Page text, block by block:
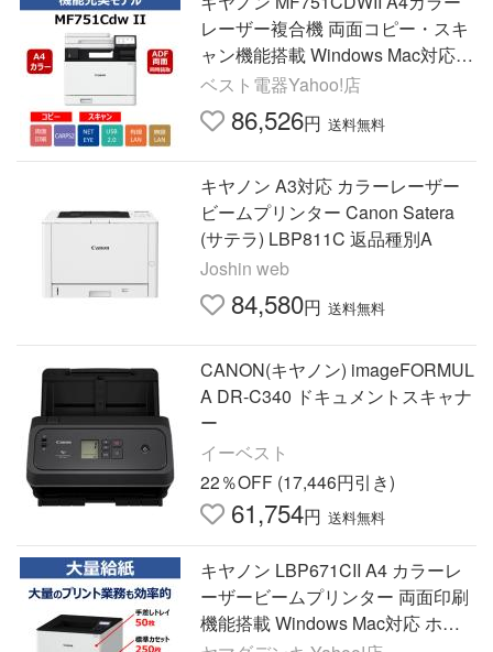
レーザー複合機 両面コピー・スキ
ャン機能搭載 Windows Mac対応
ホワイト
ベスト電器Yahoo!店
86,526円 送料無料
キヤノン A3対応 カラーレーザー
ビームプリンター Canon Satera
(サテラ) LBP811C 返品種別A
Joshin web
84,580円 送料無料
CANON(キヤノン) imageFORMUL
A DR-C340 ドキュメントスキャナ
ー
イーベスト
22％OFF (17,446円引き)
61,754円 送料無料
キヤノン LBP671CII A4 カラーレ
ーザービームプリンター 両面印刷
機能搭載 Windows Mac対応 ホワ